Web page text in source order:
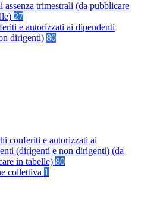
assenza trimestrali (da pubblicare
27
e autorizzati ai dipendenti
dirigenti) 80
conferiti e autorizzati ai
(dirigenti e non dirigenti) (da
in tabelle) 80
collettiva 1